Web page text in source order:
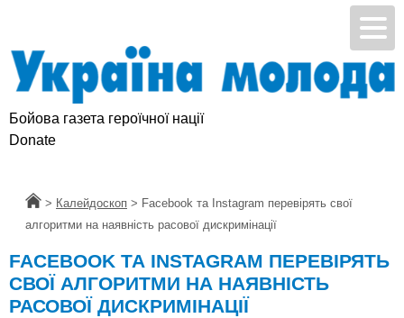
Бойова газета героїчної нації
Donate
Головна
> Калейдоскоп > Facebook та Instagram перевірять свої
алгоритми на наявність расової дискримінації
FACEBOOK ТА INSTAGRAM ПЕРЕВІРЯТЬ
СВОЇ АЛГОРИТМИ НА НАЯВНІСТЬ
РАСОВОЇ ДИСКРИМІНАЦІЇ